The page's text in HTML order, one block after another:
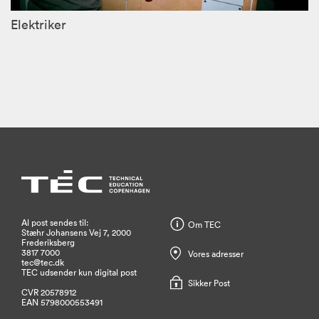
Elektriker
Al post sendes til:
Stæhr Johansens Vej 7, 2000
Frederiksberg
3817 7000
tec@tec.dk
TEC udsender kun digital post
CVR 20578912
EAN 5798000553491
Om TEC
Vores adresser
Sikker Post